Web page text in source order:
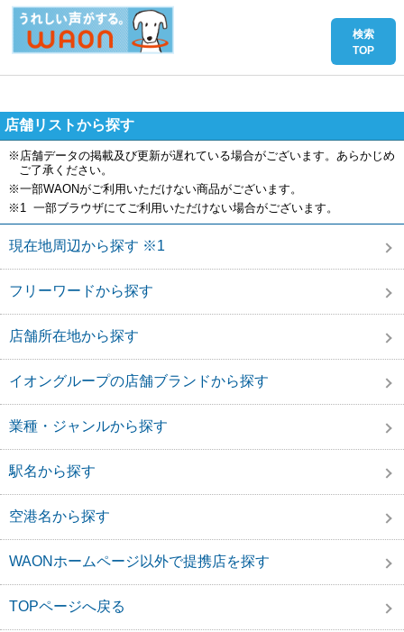
店舗リストから探す
※店舗データの掲載及び更新が遅れている場合がございます。あらかじめ
ご了承ください。
※一部WAONがご利用いただけない商品がございます。
※1 一部ブラウザにてご利用いただけない場合がございます。
現在地周辺から探す ※1
フリーワードから探す
店舗所在地から探す
イオングループの店舗ブランドから探す
業種・ジャンルから探す
駅名から探す
空港名から探す
WAONホームページ以外で提携店を探す
TOPページへ戻る